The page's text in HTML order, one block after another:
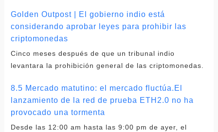
Golden Outpost | El gobierno indio está
considerando aprobar leyes para prohibir las
criptomonedas
Cinco meses después de que un tribunal indio
levantara la prohibición general de las criptomonedas.
8.5 Mercado matutino: el mercado fluctúa.El
lanzamiento de la red de prueba ETH2.0 no ha
provocado una tormenta
Desde las 12:00 am hasta las 9:00 pm de ayer, el